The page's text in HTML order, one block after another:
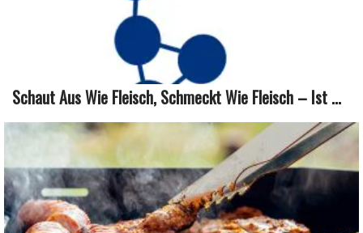
Schaut Aus Wie Fleisch, Schmeckt Wie Fleisch – Ist ...